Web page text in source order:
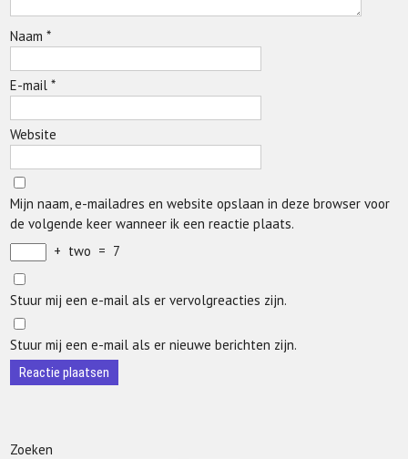
Naam*
E-mail*
Website
Mijn naam, e-mailadres en website opslaan in deze browser voor
de volgende keer wanneer ik een reactie plaats.
+ two = 7
Stuur mij een e-mail als er vervolgreacties zijn.
Stuur mij een e-mail als er nieuwe berichten zijn.
Zoeken